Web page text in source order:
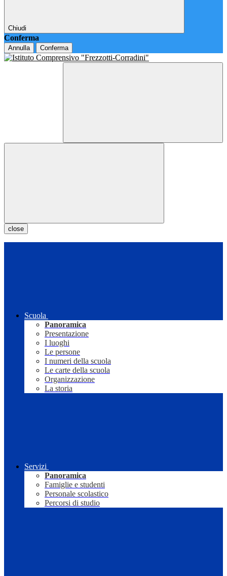
Chiudi
Conferma
Annulla Conferma
close
Scuola
Panoramica
Presentazione
I luoghi
Le persone
I numeri della scuola
Le carte della scuola
Organizzazione
La storia
Servizi
Panoramica
Famiglie e studenti
Personale scolastico
Percorsi di studio